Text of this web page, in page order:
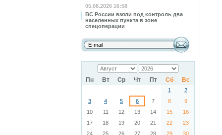
05.08.2026 16:58
ВС России взяли под контроль два
населенных пункта в зоне
спецоперации
Пн Вт Ср Чт Пт Сб Вс
1
2
3
4 5 6 7 8
9
10
11 12 13 14 15
16
17
18 19 20 21 22
23
24
25 26 27 28 29 30